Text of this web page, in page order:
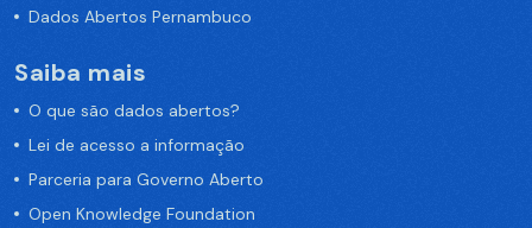
Dados Abertos Pernambuco
Saiba mais
O que são dados abertos?
Lei de acesso a informação
Parceria para Governo Aberto
Open Knowledge Foundation